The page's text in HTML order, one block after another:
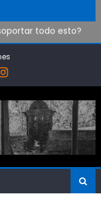
todo esto?
empleabilidad a
Ensenada y Berisso
Bonaerense